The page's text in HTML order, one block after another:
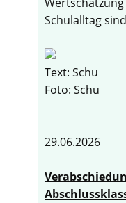
Schulalltag
Text: Schu
Foto: Schu
29.06.2026